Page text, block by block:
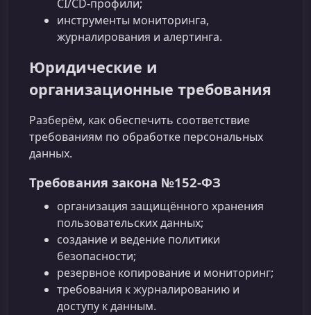
CI/CD‑профили;
инструменты мониторинга,
журналирования и алертинга.
Юридические и
организационные требования
Разберём, как обеспечить соответствие
требованиям по обработке персональных
данных.
Требования закона №152‑ФЗ
организация защищённого хранения
пользовательских данных;
создание и ведение политики
безопасности;
резервное копирование и мониторинг;
требования к журналированию и
доступу к данным.